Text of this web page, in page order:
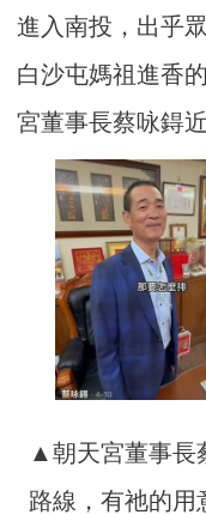
進入南投，出乎
白沙屯媽祖進香
宮董事長蔡咏鍀
▲朝天宮董事長
路線，有祂的用